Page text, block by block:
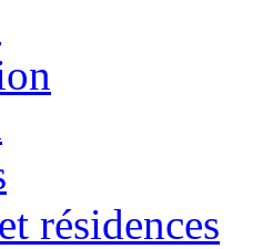
résidences